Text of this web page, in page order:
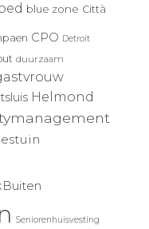
blue zone Città
CPO Detroit
duurzaam
Helmond
Seniorenhuisvesting